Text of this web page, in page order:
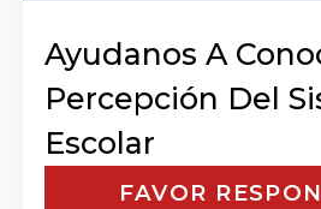
Ayudanos A
Percepción Del
Escolar
FAVOR